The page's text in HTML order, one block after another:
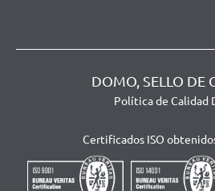
DOMO, SELLO DE
Política de Calidad
Certificados ISO